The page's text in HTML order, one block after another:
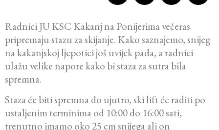
Radnici JU KSC Kakanj na Ponijerima večeras
pripremaju stazu za skijanje. Kako saznajemo, snijeg
na kakanjskoj ljepotici još uvijek pada, a radnici
ulažu velike napore kako bi staza za sutra bila
spremna.
Staza će biti spremna do ujutro, ski lift će raditi po
ustaljenim terminima od 10:00 do 16:00 sati,
trenutno imamo oko 25 cm snijega ali on